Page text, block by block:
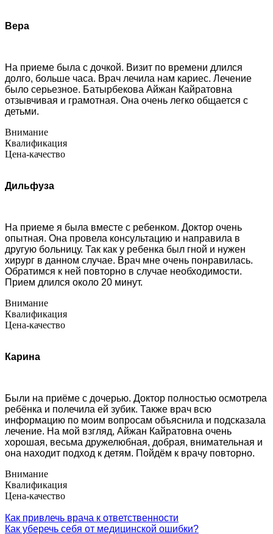
Вера
На приеме была с дочкой. Визит по времени длился
долго, больше часа. Врач лечила нам кариес. Лечение
было серьезное. Батырбекова Айжан Кайратовна
отзывчивая и грамотная. Она очень легко общается с
детьми.
Внимание
Квалификация
Цена-качество
Дильфуза
На приеме я была вместе с ребенком. Доктор очень
опытная. Она провела консультацию и направила в
другую больницу. Так как у ребенка был гной и нужен
хирург в данном случае. Врач мне очень понравилась.
Обратимся к ней повторно в случае необходимости.
Прием длился около 20 минут.
Внимание
Квалификация
Цена-качество
Карина
Были на приёме с дочерью. Доктор полностью осмотрела
ребёнка и полечила ей зубик. Также врач всю
информацию по моим вопросам объяснила и подсказала
лечение. На мой взгляд, Айжан Кайратовна очень
хорошая, весьма дружелюбная, добрая, внимательная и
она находит подход к детям. Пойдём к врачу повторно.
Внимание
Квалификация
Цена-качество
Как привлечь врача к ответственности
Как уберечь себя от медицинской ошибки?